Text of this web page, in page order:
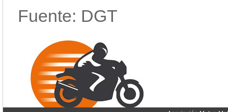
Fuente: DGT